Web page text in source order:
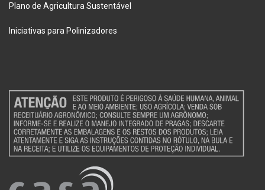
Plano de Agricultura Sustentável
Iniciativas para Polinizadores